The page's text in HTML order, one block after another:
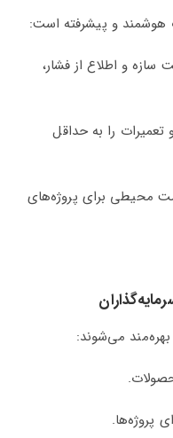
هوشمند و پیشرفته است:
و اطلاع از فشار،
تعمیرات را به حداقل
محیطی برای پروژه‌های
بهره‌مند می‌شوند:
پروژه‌ها.